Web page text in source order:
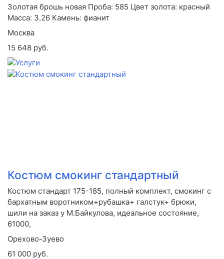
Золотая брошь новая Проба: 585 Цвет золота: красный
Масса: 3.26 Камень: фианит
Москва
15 648 руб.
Костюм смокинг стандартный
Костюм стандарт 175-185, полный комплект, смокинг с
бархатным воротником+рубашка+ галстук+ брюки,
шили на заказ у М.Байкулова, идеальное состояние,
61000,
Орехово-Зуево
61 000 руб.